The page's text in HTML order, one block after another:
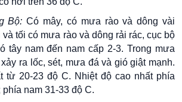
Bộ: Có mây, có mưa rào và dông vài
tối có mưa rào và dông rải rác, cục bộ
tây nam đến nam cấp 2-3. Trong mưa
ra lốc, sét, mưa đá và gió giật mạnh.
từ 20-23 độ C. Nhiệt độ cao nhất phía
nam 31-33 độ C.